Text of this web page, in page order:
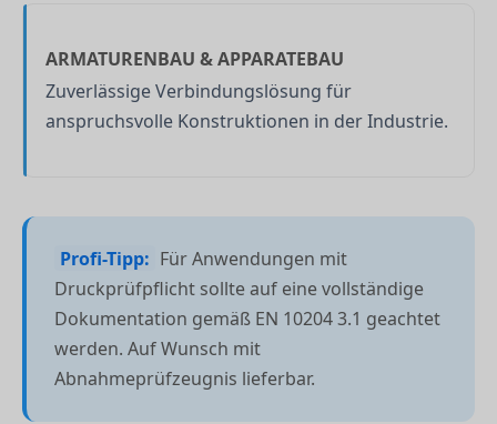
ARMATURENBAU & APPARATEBAU
Zuverlässige Verbindungslösung für
anspruchsvolle Konstruktionen in der Industrie.
Profi-Tipp: Für Anwendungen mit
Druckprüfpflicht sollte auf eine vollständige
Dokumentation gemäß EN 10204 3.1 geachtet
werden. Auf Wunsch mit
Abnahmeprüfzeugnis lieferbar.